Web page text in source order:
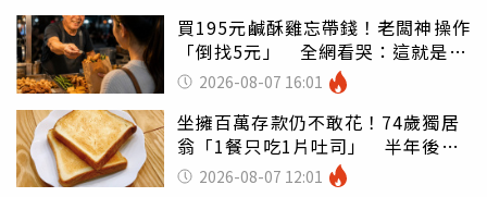
買195元鹹酥雞忘帶錢！老闆神操作
「倒找5元」 全網看哭：這就是台
灣 2026-08-07 16:01
坐擁百萬存款仍不敢花！74歲獨居
翁「1餐只吃1片吐司」 半年後暴
瘦嚇壞女兒
2026-08-07 12:01